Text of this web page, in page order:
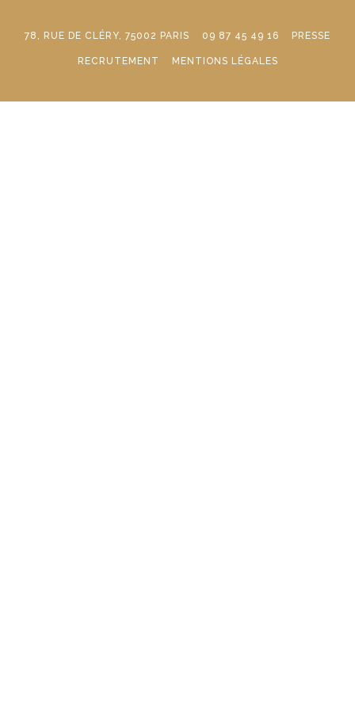
78, RUE DE CLÉRY, 75002 PARIS 09 87 45 49 16 PRESSE
RECRUTEMENT MENTIONS LÉGALES